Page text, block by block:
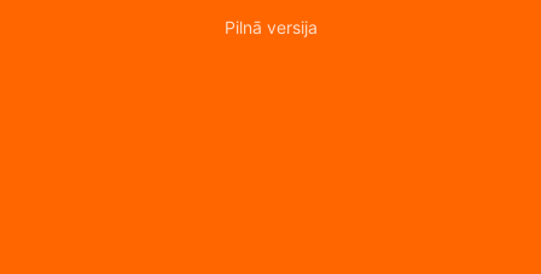
Pilnā versija